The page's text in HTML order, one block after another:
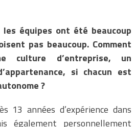
équipes ont été beaucoup
pas beaucoup. Comment
culture d’entreprise, un
si chacun est
?
13 années d’expérience dans
également personnellement